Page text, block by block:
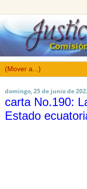
domingo, 25 de junio de
carta No.190:
Estado